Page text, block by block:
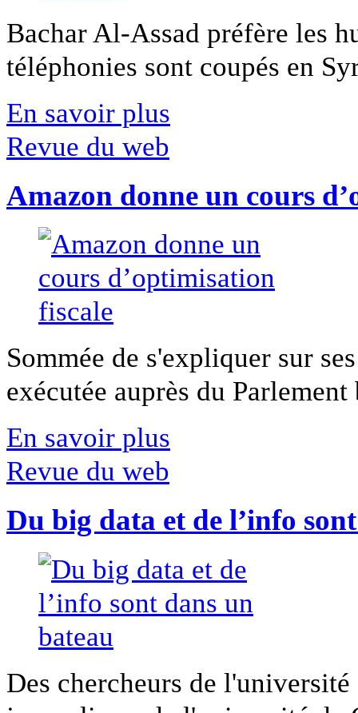
Bachar Al-Assad préfère les
téléphonies sont coupés en
En savoir plus
Revue du web
Amazon donne un cours
Sommée de s'expliquer sur
exécutée auprès du
En savoir plus
Revue du web
Du big data et de l’info
Des chercheurs de